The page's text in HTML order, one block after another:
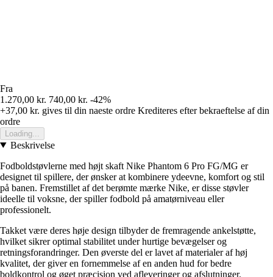
Fra
1.270,00 kr. 740,00 kr. -42%
+37,00 kr. gives til din naeste ordre Krediteres efter bekraeftelse af din
ordre
Loading...
Beskrivelse
Fodboldstøvlerne med højt skaft Nike Phantom 6 Pro FG/MG er
designet til spillere, der ønsker at kombinere ydeevne, komfort og stil
på banen. Fremstillet af det berømte mærke Nike, er disse støvler
ideelle til voksne, der spiller fodbold på amatørniveau eller
professionelt.
Takket være deres høje design tilbyder de fremragende ankelstøtte,
hvilket sikrer optimal stabilitet under hurtige bevægelser og
retningsforandringer. Den øverste del er lavet af materialer af høj
kvalitet, der giver en fornemmelse af en anden hud for bedre
boldkontrol og øget præcision ved afleveringer og afslutninger.